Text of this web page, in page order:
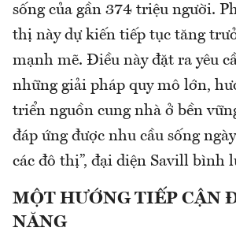
sống của gần 374 triệu người.
thị này dự kiến tiếp tục tăng
mạnh mẽ. Điều này đặt ra yêu
những giải pháp quy mô lớn,
triển nguồn cung nhà ở bền
đáp ứng được nhu cầu sống
các đô thị”, đại diện Savill bình
MỘT HƯỚNG TIẾP CẬN
NĂNG